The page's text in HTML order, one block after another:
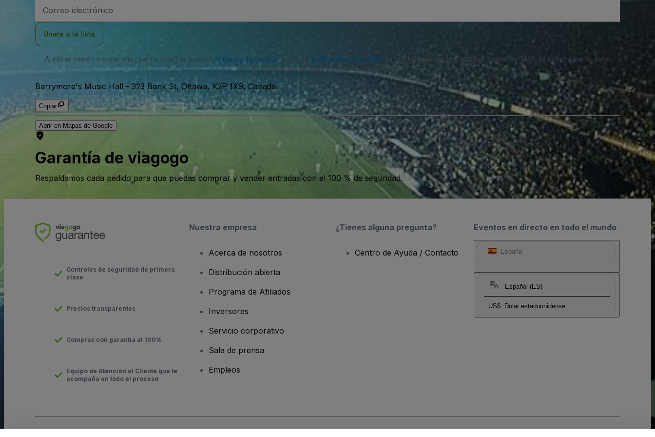
de
Únete a la lista
Al iniciar sesión o crear una cuenta, aceptas nuestro acuerdo de usuarioy nuestra política de privacidad . Es posible que recibas notificaciones por SMS de nuestra parte, pero
puedes darte de baja en cualquier momento.
Barrymore's Music Hall - 323 Bank St, Ottawa, K2P 1X9, Canadá
Copiar
Abrir en Mapas de Google
Garantía de viagogo
Respaldamos cada pedido para que puedas comprar y vender entradas con el 100 % de seguridad.
Eventos en directo en todo el mundo
España
Español (ES)
US$ Dolar estadounidense
Controles de seguridad de primera
clase
Precios transparentes
Compras con garantía al 100%
Equipo de Atención al Cliente que te
acompaña en todo el proceso
Nuestra empresa
Acerca de nosotros
Distribución abierta
Programa de Afiliados
Inversores
Servicio corporativo
Sala de prensa
Empleos
¿Tienes alguna pregunta?
Centro de Ayuda / Contacto